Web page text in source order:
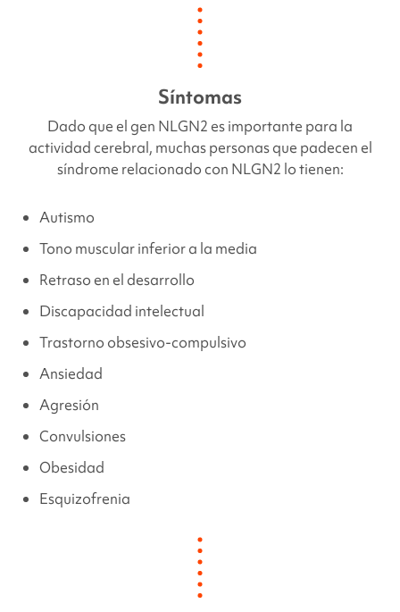
Síntomas
Dado que el gen NLGN2es importante para la
actividad cerebral, muchas personas que padecen el
síndrome relacionado con NLGN2 lo tienen:
Autismo
Tono muscular inferior a la media
Retraso en el desarrollo
Discapacidad intelectual
Trastorno obsesivo-compulsivo
Ansiedad
Agresión
Convulsiones
Obesidad
Esquizofrenia